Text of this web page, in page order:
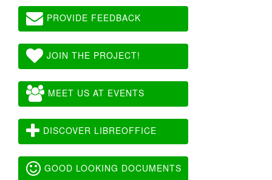
PROVIDE FEEDBACK
JOIN THE PROJECT!
MEET US AT EVENTS
DISCOVER LIBREOFFICE
GOOD LOOKING DOCUMENTS